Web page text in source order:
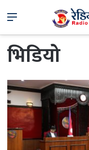
Menu
भिडियो